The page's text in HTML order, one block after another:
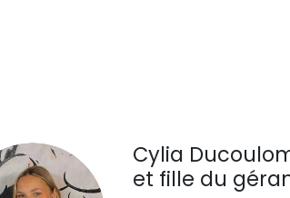
Cylia
et fille du